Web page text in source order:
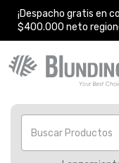
¡Despacho gratis en
$400.000 neto
Buscar Productos